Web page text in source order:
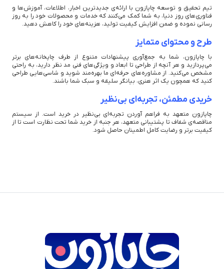
تیم تحقیق و توسعه چاپازون با ارائه‌ی جدیدترین اخبار، اطلاعات، آموزش‌ها و
فناوری‌های روز دنیا، به شما کمک می‌کنند که خدمات و محصولات خود را به روز
رسانی نموده و ضمن افزایش کیفیت تولید، هزینه‌های خود را کاهش دهید.
طرح و محتوای متمایز
با چاپازون، شما به جمع‌آوری پیشنهادات متنوع از طرف چاپخانه‌های برتر
می‌پردازید و هر آنچه از طراحی تا ابعاد و ویژگی‌های فنی مد نظر دارید، به راحتی
مشخص می‌کنید. از مشاوره‌های حرفه‌ای ما بهره‌مند شوید و شاسی‌هایی طراحی
کنید که همچون یک اثر هنری، بیانگر سلیقه و سبک شما باشند.
خریدی مطمئن، تجربه‌ای بی‌نظیر
چاپازون متعهد به فراهم آوردن تجربه‌ای بی‌نظیر در خرید است. از سیستم
مناقصه‌ی شفاف تا پشتیبانی متعهد، هر جنبه از خرید شما تحت نظارت است تا از
کیفیت برتر و رضایت کامل اطمینان حاصل شود.